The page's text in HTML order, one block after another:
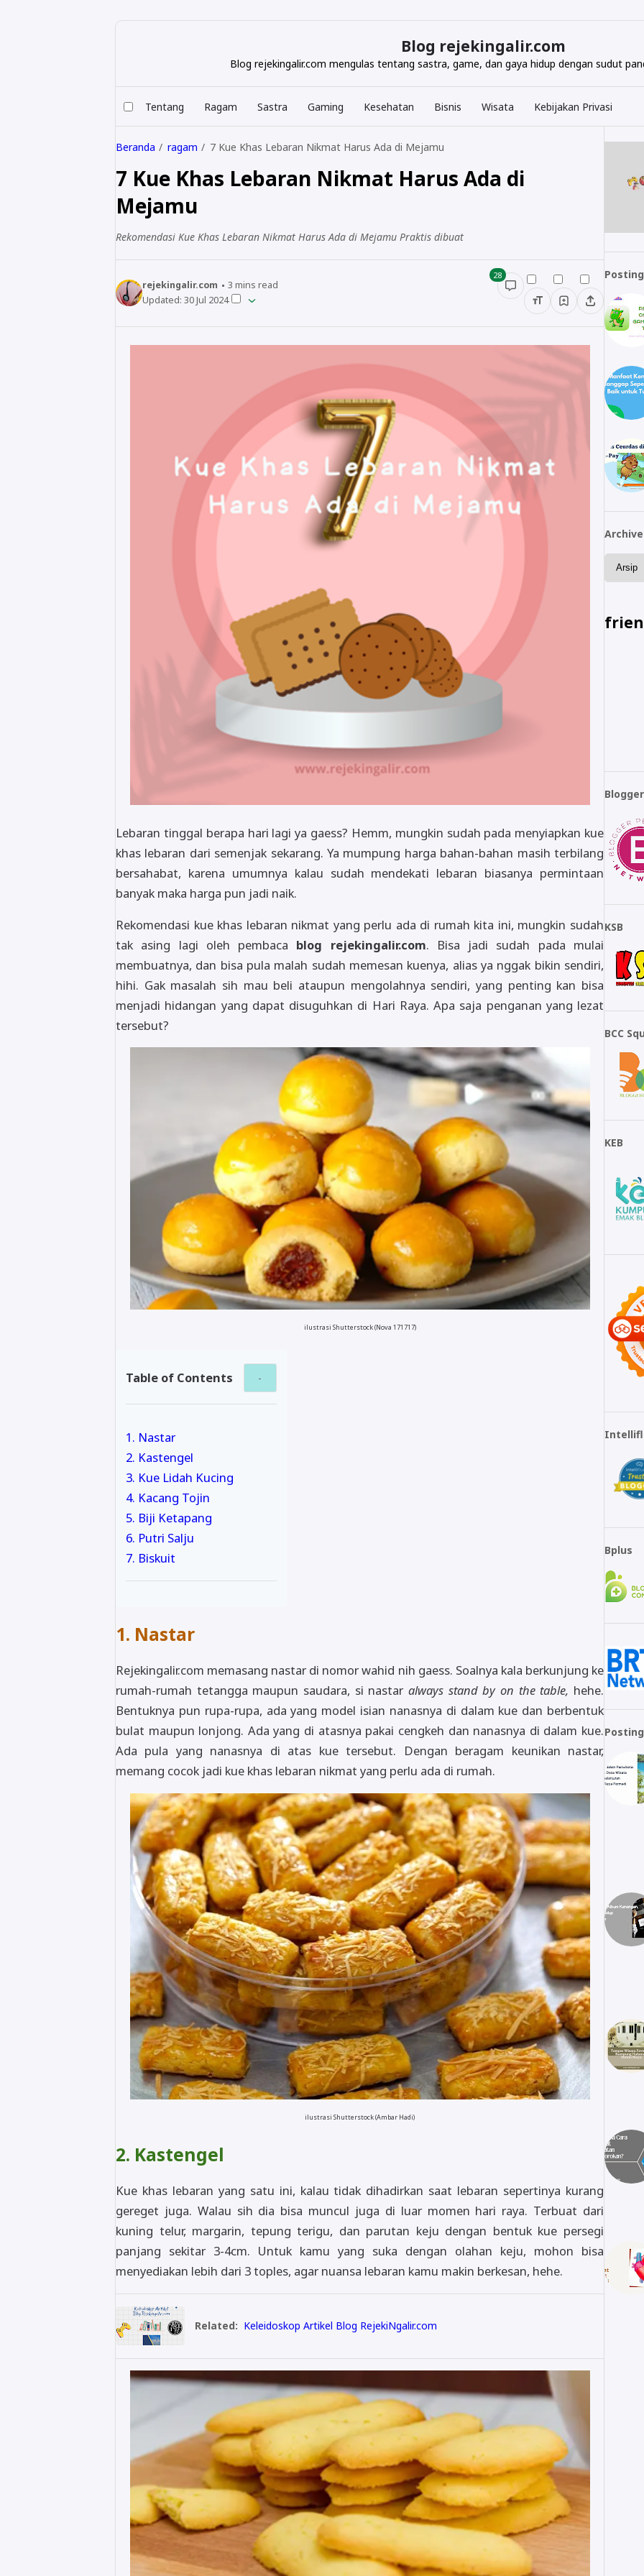
Blog rejekingalir.com
Blog rejekingalir.com mengulas tentang sastra, game, dan gaya hidup dengan sudut
Tentang Ragam Sastra Gaming Kesehatan Bisnis Wisata Kebijakan Privasi
Beranda ragam 7 Kue Khas Lebaran Nikmat Harus Ada di Mejamu
7 Kue Khas Lebaran Nikmat Harus Ada di
Mejamu
Rekomendasi Kue Khas Lebaran Nikmat Harus Ada di Mejamu Praktis dibuat
rejekingalir.com 3 mins read
Updated: 30 Jul 2024
28
Lebaran tinggal berapa hari lagi ya gaess? Hemm, mungkin sudah pada menyiapkan kue
khas lebaran dari semenjak sekarang. Ya mumpung harga bahan-bahan masih terbilang
bersahabat, karena umumnya kalau sudah mendekati lebaran biasanya permintaan
banyak maka harga pun jadi naik.
Rekomendasi kue khas lebaran nikmat yang perlu ada di rumah kita ini, mungkin sudah
tak asing lagi oleh pembaca blog rejekingalir.com. Bisa jadi sudah pada mulai
membuatnya, dan bisa pula malah sudah memesan kuenya, alias ya nggak bikin sendiri,
hihi. Gak masalah sih mau beli ataupun mengolahnya sendiri, yang penting kan bisa
menjadi hidangan yang dapat disuguhkan di Hari Raya. Apa saja penganan yang lezat
tersebut?
ilustrasi Shutterstock (Nova 171717)
Table of Contents
1. Nastar
2. Kastengel
3. Kue Lidah Kucing
4. Kacang Tojin
5. Biji Ketapang
6. Putri Salju
7. Biskuit
1. Nastar
Rejekingalir.com memasang nastar di nomor wahid nih gaess. Soalnya kala berkunjung ke
rumah-rumah tetangga maupun saudara, si nastar always stand by on the table, hehe.
Bentuknya pun rupa-rupa, ada yang model isian nanasnya di dalam kue dan berbentuk
bulat maupun lonjong. Ada yang di atasnya pakai cengkeh dan nanasnya di dalam kue.
Ada pula yang nanasnya di atas kue tersebut. Dengan beragam keunikan nastar,
memang cocok jadi kue khas lebaran nikmat yang perlu ada di rumah.
ilustrasi Shutterstock (Ambar Hadi)
2. Kastengel
Kue khas lebaran yang satu ini, kalau tidak dihadirkan saat lebaran sepertinya kurang
gereget juga. Walau sih dia bisa muncul juga di luar momen hari raya. Terbuat dari
kuning telur, margarin, tepung terigu, dan parutan keju dengan bentuk kue persegi
panjang sekitar 3-4cm. Untuk kamu yang suka dengan olahan keju, mohon bisa
menyediakan lebih dari 3 toples, agar nuansa lebaran kamu makin berkesan, hehe.
Related: Keleidoskop Artikel Blog RejekiNgalir.com
Archive
KSB
BCC
KEB
Bplus